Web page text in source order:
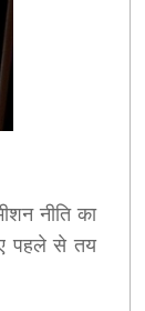
नीति का
पहले से तय